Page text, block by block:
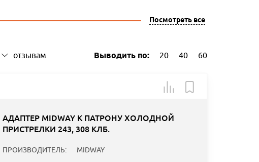
Посмотреть все
отзывам Выводить по: 20 40 60
АДАПТЕР MIDWAY К ПАТРОНУ ХОЛОДНОЙ
ПРИСТРЕЛКИ 243, 308 КЛБ.
ПРОИЗВОДИТЕЛЬ: MIDWAY